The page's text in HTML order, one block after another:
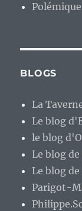
Polémique
BLOGS
La
Le blog
le blog
Le blog
Le blog
Parigot-